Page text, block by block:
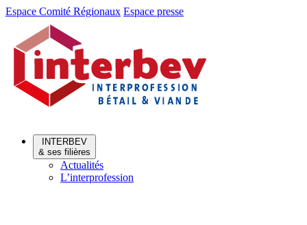
Aller
Aller
contenu
Espace Comité Régionaux Espace presse
INTERBEV
& ses filières
Actualités
L’interprofession